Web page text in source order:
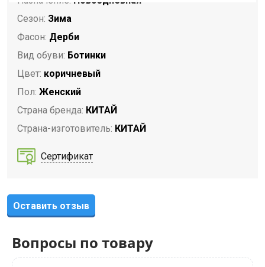
Сезон: Зима
Фасон: Дерби
Вид обуви: Ботинки
Цвет: коричневый
Пол: Женский
Страна бренда: КИТАЙ
Страна-изготовитель: КИТАЙ
Сертификат
Оставить отзыв
Вопросы по товару